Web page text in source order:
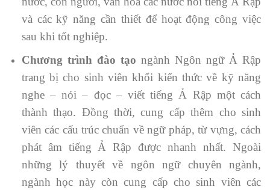
và các kỹ năng cần thiết để hoạt động công việc
sau khi tốt nghiệp.
Chương trình đào tạo ngành Ngôn ngữ Ả Rập
trang bị cho sinh viên khối kiến thức về kỹ năng
nghe – nói – đọc – viết tiếng Ả Rập một cách
thành thạo. Đồng thời, cung cấp thêm cho sinh
viên các cấu trúc chuẩn về ngữ pháp, từ vựng, cách
phát âm tiếng Ả Rập được nhanh nhất. Ngoài
những lý thuyết về ngôn ngữ chuyên ngành,
ngành học này còn cung cấp cho sinh viên các